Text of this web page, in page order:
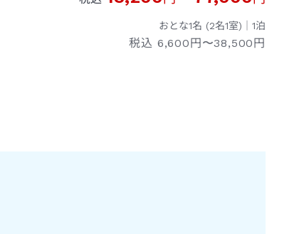
おとな1名 (2名1室)｜ 1泊
税込 6,600円〜38,500円